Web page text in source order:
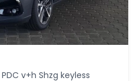
v+h Shzg keyless